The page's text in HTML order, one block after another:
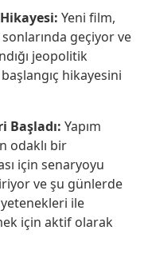
Yeni film,
geçiyor ve
jeopolitik
hikayesini
Başladı: Yapım
odaklı bir
için senaryoyu
ve şu günlerde
ile
için aktif olarak